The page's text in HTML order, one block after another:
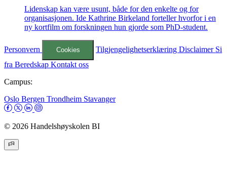
Lidenskap kan være usunt, både for den enkelte og for
organisasjonen. Ide Kathrine Birkeland forteller hvorfor i en
ny kortfilm om forskningen hun gjorde som PhD-student.
Personvern Cookies TilgjengelighetserklæringDisclaimer Si
fra Beredskap Kontakt oss
Campus:
Oslo Bergen Trondheim Stavanger
© 2026 Handelshøyskolen BI